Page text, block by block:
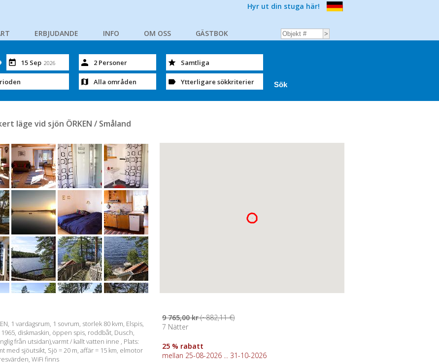
ERBJUDANDE INFO OM OSS GÄSTBOK
Hyr ut din stuga här!
15 Sep 2026 2 Personer
Alla områden
Samtliga
Ytterligare sökkriterier
läge vid sjön ÖRKEN / Småland
9 765,00 kr(~882,11 €)
7 Nätter
25 % rabatt
mellan 25-08-2026 ... 31-10-2026
1 vardagsrum, 1 sovrum, storlek 80 kvm, Elspis,
diskmaskin, öppen spis, roddbåt, Dusch,
från utsidan),varmt / kallt vatten inne , Plats:
med sjöutsikt, Sjö = 20 m, affär = 15 km, elmotor
WiFi finns